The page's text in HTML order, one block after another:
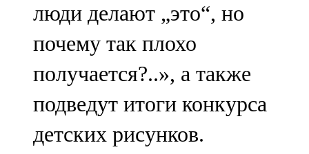
люди делают „это“, но
почему так плохо
получается?..», а также
подведут итоги конкурса
детских рисунков.